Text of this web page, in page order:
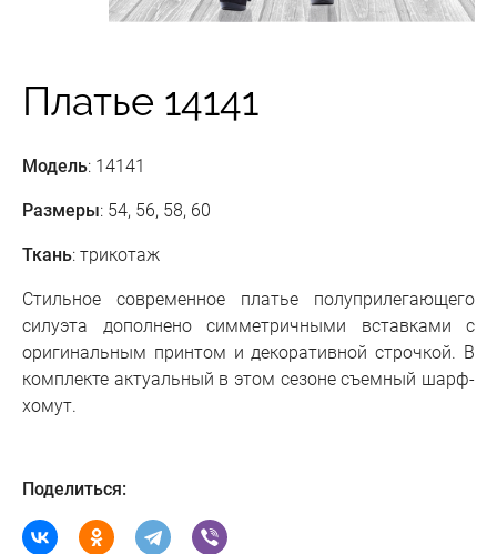
Платье 14141
Модель: 14141
Размеры: 54, 56, 58, 60
Ткань: трикотаж
Стильное современное платье полуприлегающего
силуэта дополнено симметричными вставками с
оригинальным принтом и декоративной строчкой. В
комплекте актуальный в этом сезоне съемный шарф-
хомут.
Поделиться: